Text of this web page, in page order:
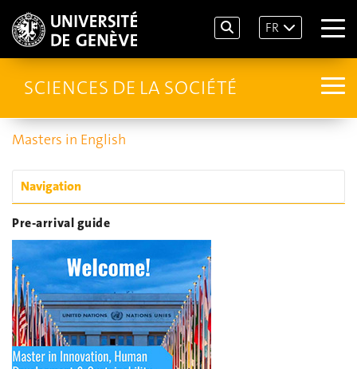
FR
SCIENCES DE LA SOCIÉTÉ
Masters in English
Navigation
Pre-arrival guide